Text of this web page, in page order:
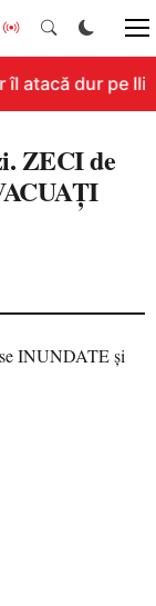
îl atacă dur pe
ZECI de